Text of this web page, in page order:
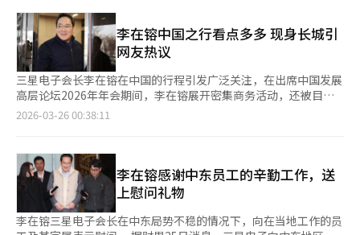
的强大触发器。” 半导体行业认为，三星电子的第一季度业绩不
是短期繁荣，而是半导体行业量子跃迁的信号。通常第一季度是
PC和智能手机等IT设备需求放缓的淡季，但由于AI产业需求扩大
导致存储供应短缺，推动了前所未有的增长。证券界将三星电子今
年的年营业利润预期从150万亿韩元上调至200万亿至300万亿韩
元。 未来资产证券首席研究员金英建表示：“三星电子的业绩已
超过增长临界点，开始加速。随着下半年存储价格溢价的巩固，业
绩将大大超出市场预期。”
觑。三星电子预计将在7日公布第一季度业绩，证券界预测营业利
润可能突破40万亿韩元，是去年第四季度20.1万亿韩元的两倍。李
在镕自去年以来积极行动，缓解对美供应链问题，加强与英伟达的
HBM合作，取得了显著成果。他的低调和谦逊形象逐渐转变为引
领AI转型的全球大人物。特别是他亲自解决了前年HBM3E表现不
佳导致的半导体业务低迷，并迅速提升HBM4竞争力，实现逆转。
业内认为，这些成就是李在镕领导力的体现。三星电子在HBM、
DRAM、NAND闪存等半导体领域保持全球竞争力，并在危机中继
着遗产税的缴清和半导体超级周期的持续，三星内部的决策速度明
显加快，尤其是HBM竞争力的恢复，证明了李在镕的领导力。”
亿韩元增加到2月底的130.0650万亿韩元，但由于中东战争的爆
发，到3月底下降了20%以上，降至103.5545万亿韩元。调查对象
是去年由韩国公平交易委员会指定的92个大企业集团。股票财富包
括直接持有的股份以及通过非上市公司间接持有的上市公司股份。
截至3月底，股票评估额超过1000亿韩元的集团总裁有45人，其中
34人（75.6%）的股票财富较1月初有所增加，而11人（24.4%）
则有所减少。在过去一年中，OCI集团会长李宇贤的股票财富增长
率最高，从1月初的1413亿韩元增加到3月底的2515亿韩元，增长
万亿韩元，从25.8766万亿韩元增至30.9414万亿韩元。然而，由
于中东战争的影响，李会长的股票价值在2月底达到39.9427万亿
韩元后，在最近一个月内减少了约9万亿韩元。Kakao创始人金范
洙的股票评估额在一季度减少了26.2%，从1月初的6.5457万亿韩
元降至3月底的4.8281万亿韩元。韩国CXO研究所所长吴一善表
示，“集团总裁持有的140个股票中，1月初至2月底有九成股票上
李在镕中国之行看点多多 现身长城引
网友热议
三星电子会长李在镕在中国的行程引发广泛关注，在出席中国发展
高层论坛2026年年会期间，李在镕展开密集商务活动，还被目击
现身万里长城，轻松出游的画面在中国社交媒体上迅速传播。 李
在镕”，照片中李在镕身着休闲卫衣，外套随意系在腰间，引发热
议。 今年1月，李在镕随韩国总统李在明访华期间，也曾被网友捕
捉到现身北京京东MALL双井店，同样登上当地社交网络热搜。 在
结束论坛官方活动后，李在镕已于24日起展开新一轮商务访问，预
计将在中国停留数日，密集拜访各地合作伙伴及生产基地。此行重
2026-03-26 00:38:11
李在镕感谢中东员工的辛勤工作，送
上慰问礼物
李在镕三星电子会长在中东局势不稳的情况下，向在当地工作的员